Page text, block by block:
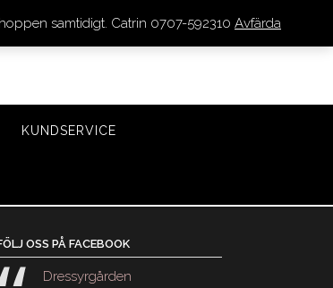
KUNDSERVICE
OSS PÅ FACEBOOK
Dressyrgården
samtidigt. Catrin 0707-592310 Avfärda